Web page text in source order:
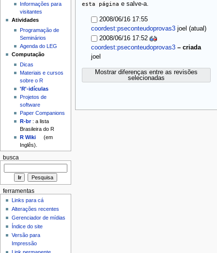
esta página e salve-a.
2008/06/16 17:55
coordest:pseconteudoprovas3 joel (atual)
2008/06/16 17:52
coordest:pseconteudoprovas3 – criada
joel
Mostrar diferenças entre as revisões
selecionadas
Informações para
visitantes
Atividades
Programação de
Seminários
Agenda do LEG
Computação
Dicas
Materiais e cursos
sobre o R
'R'-idículas
Projetos de
software
Paper Companions
R-br: a lista
Brasileira do R
R Wiki
(em
Inglês).
busca
ferramentas
Links para cá
Alterações recentes
Gerenciador de mídias
Índice do site
Versão para
Impressão